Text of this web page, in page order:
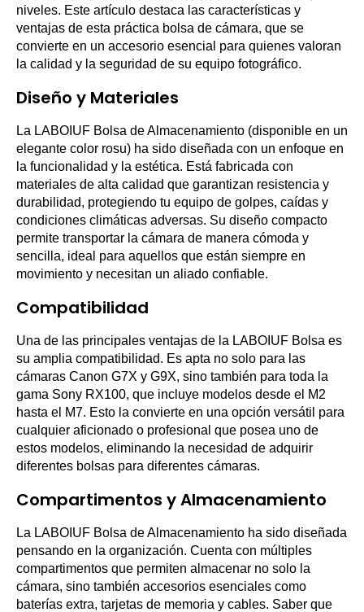
niveles. Este artículo destaca las características y
ventajas de esta práctica bolsa de cámara, que se
convierte en un accesorio esencial para quienes valoran
la calidad y la seguridad de su equipo fotográfico.
Diseño y Materiales
La LABOIUF Bolsa de Almacenamiento (disponible en un
elegante color rosu) ha sido diseñada con un enfoque en
la funcionalidad y la estética. Está fabricada con
materiales de alta calidad que garantizan resistencia y
durabilidad, protegiendo tu equipo de golpes, caídas y
condiciones climáticas adversas. Su diseño compacto
permite transportar la cámara de manera cómoda y
sencilla, ideal para aquellos que están siempre en
movimiento y necesitan un aliado confiable.
Compatibilidad
Una de las principales ventajas de la LABOIUF Bolsa es
su amplia compatibilidad. Es apta no solo para las
cámaras Canon G7X y G9X, sino también para toda la
gama Sony RX100, que incluye modelos desde el M2
hasta el M7. Esto la convierte en una opción versátil para
cualquier aficionado o profesional que posea uno de
estos modelos, eliminando la necesidad de adquirir
diferentes bolsas para diferentes cámaras.
Compartimentos y Almacenamiento
La LABOIUF Bolsa de Almacenamiento ha sido diseñada
pensando en la organización. Cuenta con múltiples
compartimentos que permiten almacenar no solo la
cámara, sino también accesorios esenciales como
baterías extra, tarjetas de memoria y cables. Saber que